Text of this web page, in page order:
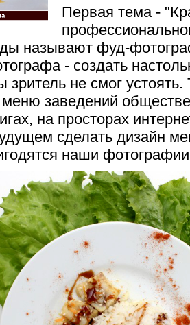
Первая тема -
называют фуд-
- создать
зритель не смог
заведений
на просторах
сделать дизайн
наши